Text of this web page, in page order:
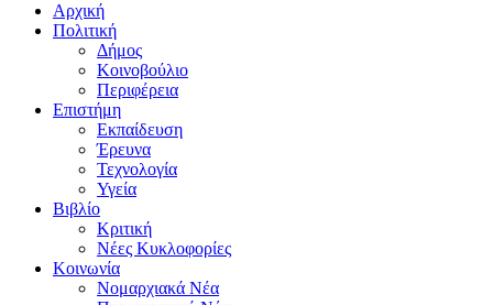
Αρχική
Πολιτική
Δήμος
Κοινοβούλιο
Περιφέρεια
Επιστήμη
Εκπαίδευση
Έρευνα
Τεχνολογία
Υγεία
Βιβλίο
Κριτική
Νέες Κυκλοφορίες
Κοινωνία
Νομαρχιακά Νέα